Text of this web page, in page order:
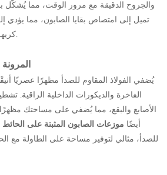
والجروح الدقيقة مع مرور الوقت، مما يُشكّل
تميل إلى امتصاص بقايا الصابون، مما يؤدي
كريهة منها إذا لم تُنظّف بانتظام.
3.
يُضفي الفولاذ المقاوم للصدأ مظهرًا عصريًا
الفاخرة والديكورات الداخلية الراقية.
الأصابع والبقع، مما يُضفي على مساحتك
أيضًا موزعات الصابون المثبتة على الحائط
للصدأ، مثالي لتوفير مساحة على الطاولة مع